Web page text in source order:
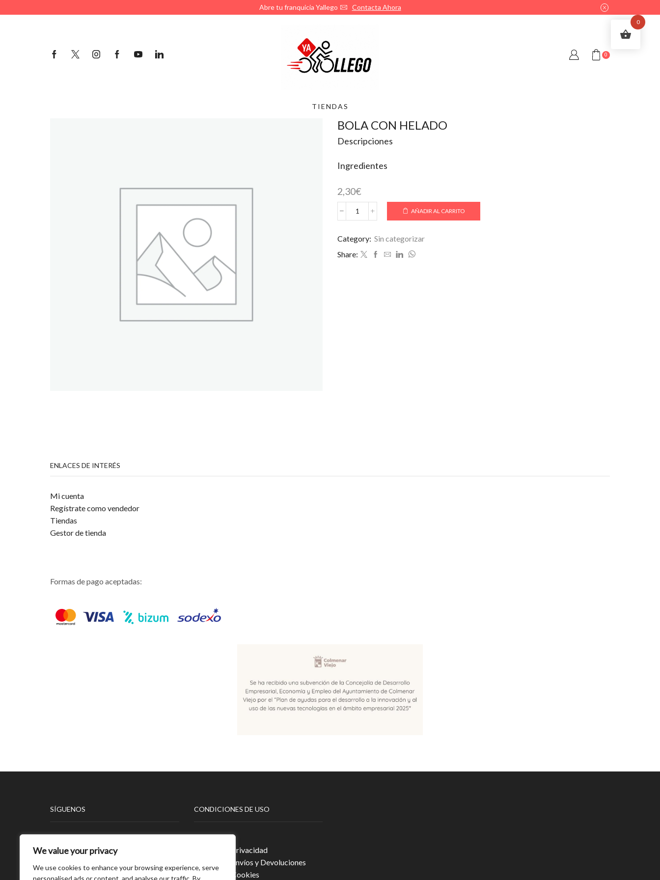
We value your privacy
We use cookies to enhance your browsing experience, serve
personalised ads or content, and analyse our traffic. By
Abre tu franquicia Yallego Contacta Ahora
0
TIENDAS
BOLA CON HELADO
Descripciones
Ingredientes
2,30€
BOLA
HELADO
cantidad
AÑADIR AL CARRITO
Category: Sin categorizar
Share:
ENLACES DE INTERÉS
Mi cuenta
Regístrate como vendedor
Tiendas
Gestor de tienda
Formas de pago aceptadas:
SÍGUENOS CONDICIONES DE USO
Política de Privacidad
Política de Envíos y Devoluciones
Política de Cookies
0